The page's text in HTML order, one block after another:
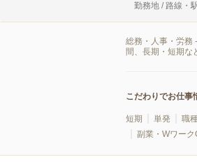
勤務地 / 路線・
総務・人事・労務
間、長期・短期な
こだわりでお仕事
短期 単発 職
副業・Wワーク